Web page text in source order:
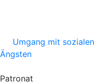
Umgang mit sozialen
Ängsten
Patronat